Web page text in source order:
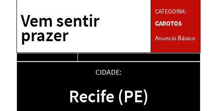
Vem sentir
prazer
CATEGORIA:
GAROTOS
Anuncio Básico
CIDADE:
Recife (PE)